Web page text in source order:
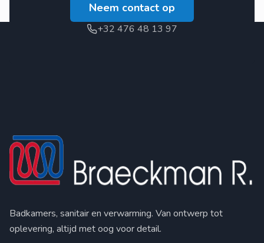
Neem contact op
+32 476 48 13 97
Badkamers, sanitair en verwarming. Van ontwerp tot
oplevering, altijd met oog voor detail.